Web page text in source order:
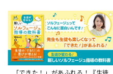
ード活用術
サイトからのお知らせ